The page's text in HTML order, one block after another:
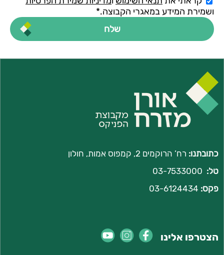
ושמירת המידע במאגרי הקבוצה.*
כתובתנו: רח’ הרוקמים 2, קמפוס אמות, חולון
טל: 03-7533000
פקס:
הצטרפו אלינו